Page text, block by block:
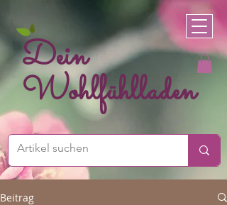
Dein
Wohlfühlladen
Beitrag